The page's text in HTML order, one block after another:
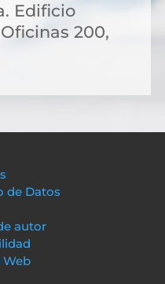
Edificio
200,
de Datos
autor
Web